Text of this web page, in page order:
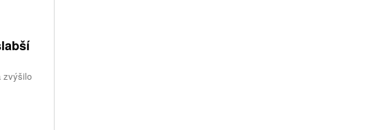
zvýšilo
na